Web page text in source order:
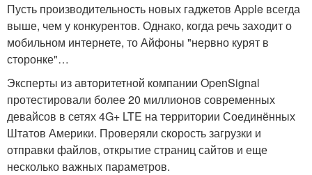
Пусть производительность новых гаджетов Apple всегда
выше, чем у конкурентов. Однако, когда речь заходит о
мобильном интернете, то Айфоны "нервно курят в
сторонке"…
Эксперты из авторитетной компании OpenSignal
протестировали более 20 миллионов современных
девайсов в сетях 4G+ LTE на территории Соединённых
Штатов Америки. Проверяли скорость загрузки и
отправки файлов, открытие страниц сайтов и еще
несколько важных параметров.